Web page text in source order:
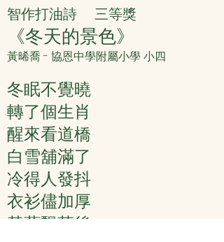
智作打油詩 三等獎
《冬天的景色》
黃晞喬 - 協恩中學附屬小學 小四
冬眠不覺曉
轉了個生肖
醒來看道橋
白雪舖滿了
冷得人發抖
衣衫儘加厚
黃葉飄落後